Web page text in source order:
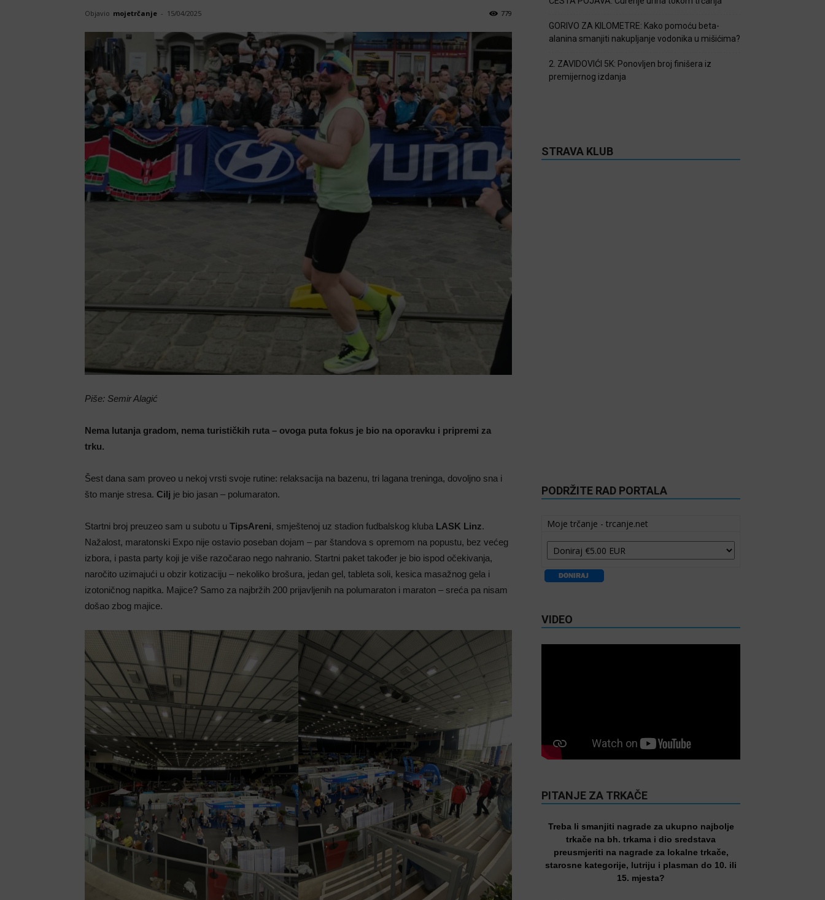
Objavio mojetrčanje - 15/04/2025 779
Piše: Semir Alagić
Nema lutanja gradom, nema turističkih ruta – ovoga puta fokus je bio na oporavku i pripremi za
trku.
Šest dana sam proveo u nekoj vrsti svoje rutine: relaksacija na bazenu, tri lagana treninga, dovoljno sna i
što manje stresa. Cilj je bio jasan – polumaraton.
Startni broj preuzeo sam u subotu u TipsAreni, smještenoj uz stadion fudbalskog kluba LASK Linz.
Nažalost, maratonski Expo nije ostavio poseban dojam – par štandova s opremom na popustu, bez većeg
izbora, i pasta party koji je više razočarao nego nahranio. Startni paket također je bio ispod očekivanja,
naročito uzimajući u obzir kotizaciju – nekoliko brošura, jedan gel, tableta soli, kesica masažnog gela i
izotoničnog napitka. Majice? Samo za najbržih 200 prijavljenih na polumaraton i maraton – sreća pa nisam
došao zbog majice.
GORIVO ZA KILOMETRE: Kako pomoću beta-
alanina smanjiti nakupljanje vodonika u mišićima?
2. ZAVIDOVIĆI 5K: Ponovljen broj finišera iz
premijernog izdanja
STRAVA KLUB
PODRŽITE RAD PORTALA
Moje trčanje - trcanje.net
VIDEO
PITANJE ZA TRKAČE
Treba li smanjiti nagrade za ukupno najbolje
trkače na bh. trkama i dio sredstava
preusmjeriti na nagrade za lokalne trkače,
starosne kategorije, lutriju i plasman do 10. ili
15. mjesta?